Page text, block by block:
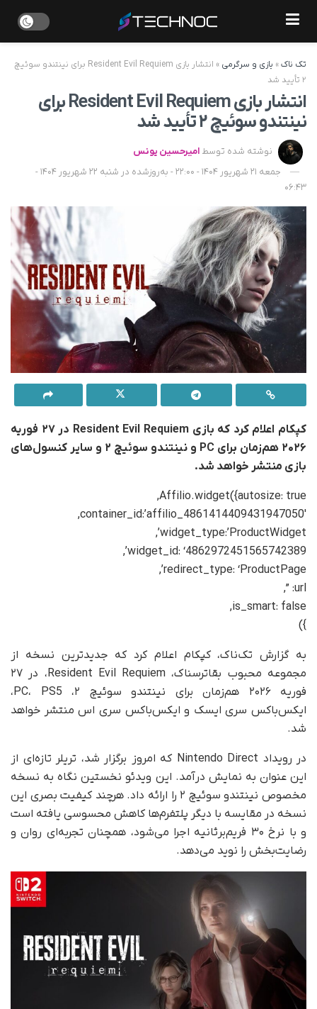
تک ناک» بازی و سرگرمی »
انتشار بازی Resident Evil Requiem برای نینتندو سوئیچ
۲ تأیید شد
انتشار بازی Resident Evil Requiem برای
نینتندو سوئیچ ۲ تأیید شد
نوشته شده توسط امیرحسین یونس
جمعه 21 شهریور 1404 - 22:00 - به‌روزشده در شنبه 22 شهریور 1404 -
06:43
کپکام اعلام کرد که بازی Resident Evil Requiem در ۲۷ فوریه
۲۰۲۶ هم‌زمان برای PC و نینتندو سوئیچ ۲ و سایر کنسول‌های
بازی منتشر خواهد شد.
Affilio.widget({autosize: true,
container_id:’affilio_4861414409431947050′,
widget_type:’ProductWidget’,
widget_id: ‘4862972451565742389’,
redirect_type: ‘ProductPage’,
url: ”,
is_smart: false,
})
به گزارش تک‌ناک، کپکام اعلام کرد که جدیدترین نسخه از
مجموعه محبوب بقاترسناک، Resident Evil Requiem، در ۲۷
فوریه ۲۰۲۶ هم‌زمان برای نینتندو سوئیچ ۲، PC، PS5،
ایکس‌باکس سری ایسک و ایکس‌باکس سری اس منتشر خواهد
شد.
در رویداد Nintendo Direct که امروز برگزار شد، تریلر تازه‌ای از
این عنوان به نمایش درآمد. این ویدئو نخستین نگاه به نسخه
مخصوص نینتندو سوئیچ ۲ را ارائه داد. هرچند کیفیت بصری این
نسخه در مقایسه با دیگر پلتفرم‌ها کاهش محسوسی یافته است
و با نرخ ۳۰ فریم‌بر‌ثانیه اجرا می‌شود، همچنان تجربه‌ای روان و
رضایت‌بخش را نوید می‌دهد.